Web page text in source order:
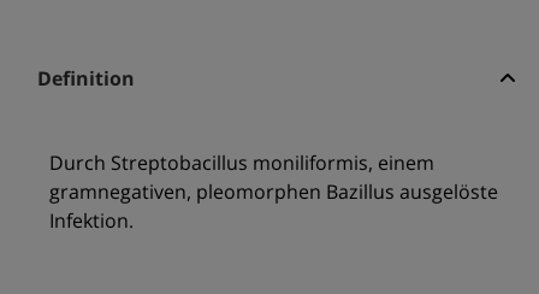
Definition
Durch Streptobacillus moniliformis, einem
gramnegativen, pleomorphen Bazillus ausgelöste
Infektion.